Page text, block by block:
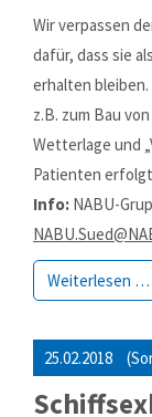
Wir verpassen
dafür, dass sie
erhalten
z.B. zum Bau
Wetterlage und
Patienten
Info: NABU-
Weiterlesen …
25.02.2018